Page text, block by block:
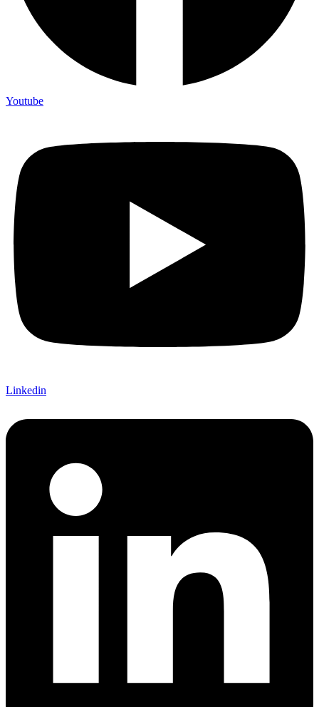
Youtube
Linkedin